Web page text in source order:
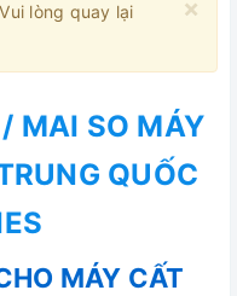
×
lòng quay lại
MAI SO MÁY
QUỐC
MÁY CẤT